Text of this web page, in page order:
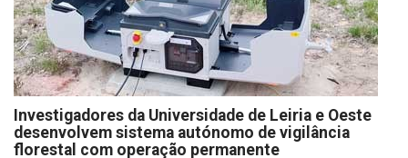
Investigadores da Universidade de Leiria e Oeste
desenvolvem sistema autónomo de vigilância
florestal com operação permanente